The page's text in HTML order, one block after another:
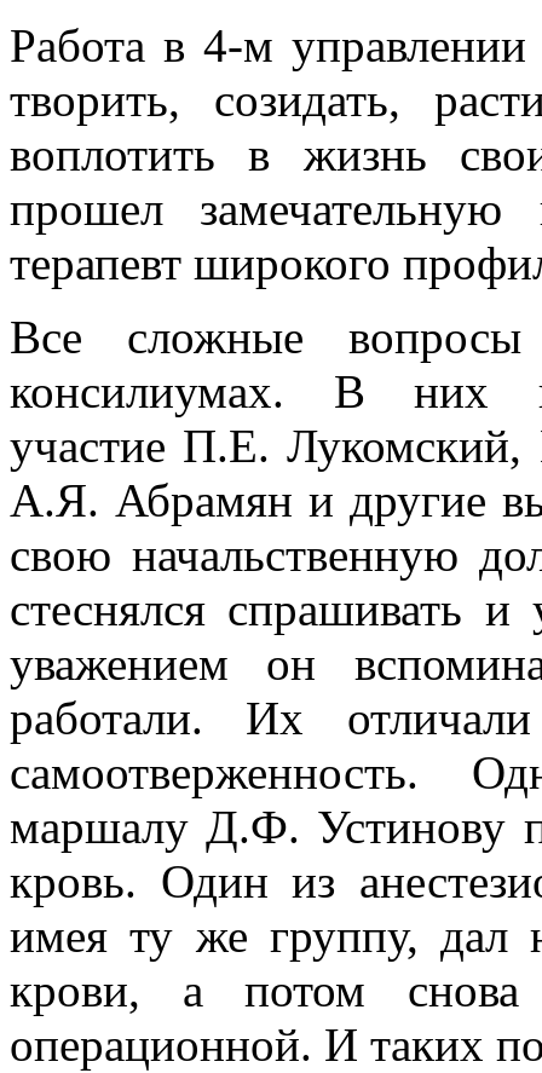
Работа в 4-м
творить, созидать,
воплотить в жизнь
прошел
терапевт широкого
Все сложные вопросы
консилиумах. В них
участие П.Е.
А.Я. Абрамян и другие
свою начальственную
стеснялся спрашивать
уважением он
работали. Их
самоотверженность.
маршалу Д.Ф. Устинову
кровь. Один из
имея ту же группу, дал
крови, а потом
операционной. И таких